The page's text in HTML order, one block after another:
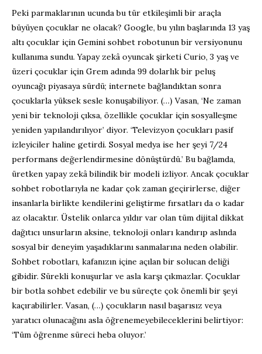
Peki parmaklarının ucunda bu tür etkileşimli bir araçla
büyüyen çocuklar ne olacak? Google, bu yılın başlarında 13 yaş
altı çocuklar için Gemini sohbet robotunun bir versiyonunu
kullanıma sundu. Yapay zekâ oyuncak şirketi Curio, 3 yaş ve
üzeri çocuklar için Grem adında 99 dolarlık bir peluş
oyuncağı piyasaya sürdü; internete bağlandıktan sonra
çocuklarla yüksek sesle konuşabiliyor. (…) Vasan, ‘Ne zaman
yeni bir teknoloji çıksa, özellikle çocuklar için sosyalleşme
yeniden yapılandırılıyor’ diyor. ‘Televizyon çocukları pasif
izleyiciler haline getirdi. Sosyal medya ise her şeyi 7/24
performans değerlendirmesine dönüştürdü.’ Bu bağlamda,
üretken yapay zekâ bilindik bir modeli izliyor. Ancak çocuklar
sohbet robotlarıyla ne kadar çok zaman geçirirlerse, diğer
insanlarla birlikte kendilerini geliştirme fırsatları da o kadar
az olacaktır. Üstelik onlarca yıldır var olan tüm dijital dikkat
dağıtıcı unsurların aksine, teknoloji onları kandırıp aslında
sosyal bir deneyim yaşadıklarını sanmalarına neden olabilir.
Sohbet robotları, kafanızın içine açılan bir solucan deliği
gibidir. Sürekli konuşurlar ve asla karşı çıkmazlar. Çocuklar
bir botla sohbet edebilir ve bu süreçte çok önemli bir şeyi
kaçırabilirler. Vasan, (…) çocukların nasıl başarısız veya
yaratıcı olunacağını asla öğrenemeyebileceklerini belirtiyor:
‘Tüm öğrenme süreci heba oluyor.’